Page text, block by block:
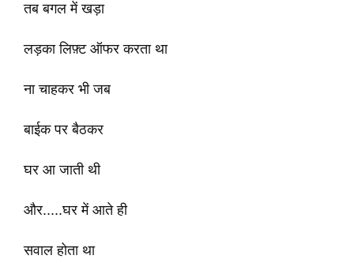
तब बगल में खड़ा
लड़का लिफ़्ट ऑफर करता था
ना चाहकर भी जब
बाईक पर बैठकर
घर आ जाती थी
और.....घर में आते ही
सवाल होता था